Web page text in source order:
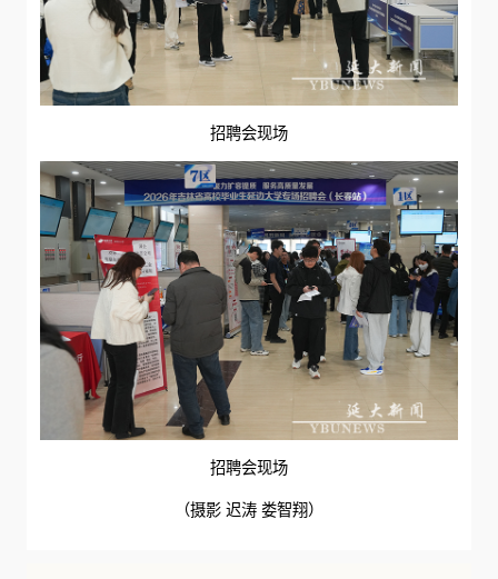
招聘会现场
招聘会现场
（摄影 迟涛 娄智翔）